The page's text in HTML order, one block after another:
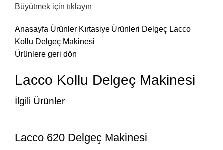
Büyütmek için tıklayın
Anasayfa Ürünler Kırtasiye Ürünleri Delgeç Lacco
Kollu Delgeç Makinesi
Ürünlere geri dön
Lacco Kollu Delgeç Makinesi
İlgili Ürünler
Lacco 620 Delgeç Makinesi